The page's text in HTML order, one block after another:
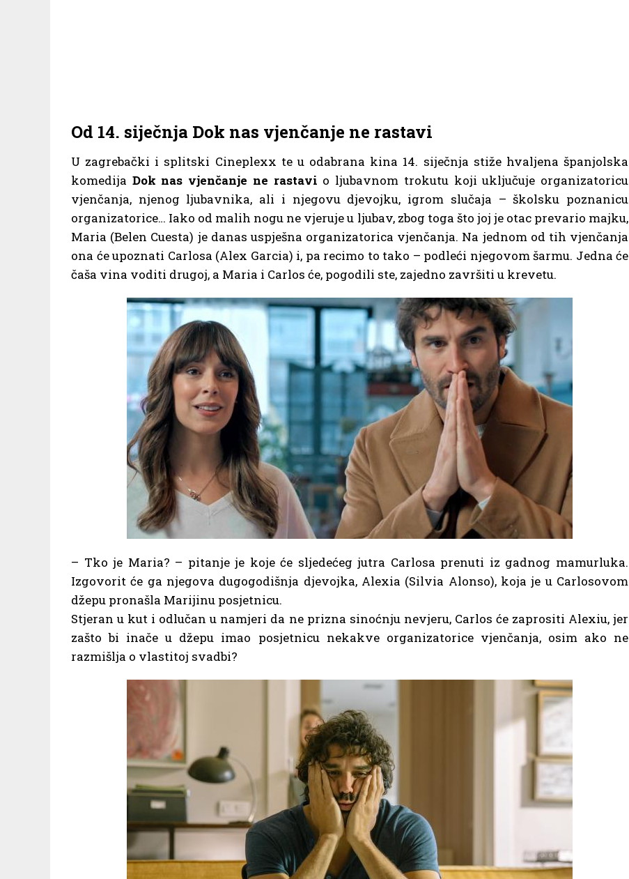
Od 14. siječnja Dok nas vjenčanje ne rastavi
U zagrebački i splitski Cineplexx te u odabrana kina 14. siječnja stiže hvaljena španjolska
komedija Dok nas vjenčanje ne rastavi o ljubavnom trokutu koji uključuje organizatoricu
vjenčanja, njenog ljubavnika, ali i njegovu djevojku, igrom slučaja – školsku poznanicu
organizatorice… Iako od malih nogu ne vjeruje u ljubav, zbog toga što joj je otac prevario majku,
Maria (Belen Cuesta) je danas uspješna organizatorica vjenčanja. Na jednom od tih vjenčanja
ona će upoznati Carlosa (Alex Garcia) i, pa recimo to tako – podleći njegovom šarmu. Jedna će
čaša vina voditi drugoj, a Maria i Carlos će, pogodili ste, zajedno završiti u krevetu.
– Tko je Maria? – pitanje je koje će sljedećeg jutra Carlosa prenuti iz gadnog mamurluka.
Izgovorit će ga njegova dugogodišnja djevojka, Alexia (Silvia Alonso), koja je u Carlosovom
džepu pronašla Marijinu posjetnicu.
Stjeran u kut i odlučan u namjeri da ne prizna sinoćnju nevjeru, Carlos će zaprositi Alexiu, jer
zašto bi inače u džepu imao posjetnicu nekakve organizatorice vjenčanja, osim ako ne
razmišlja o vlastitoj svadbi?